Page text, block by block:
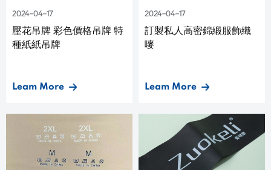
2024-04-17
壓花吊牌 彩色價格吊牌 特
種紙紙吊牌
Leam More
2024-04-17
訂製私人高密錦緞服飾織
嘜
Leam More